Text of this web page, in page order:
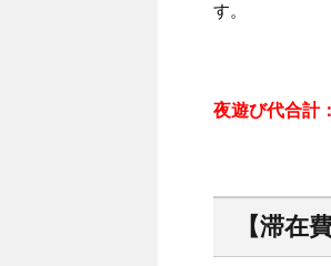
す。
夜遊び代合計
【滞在